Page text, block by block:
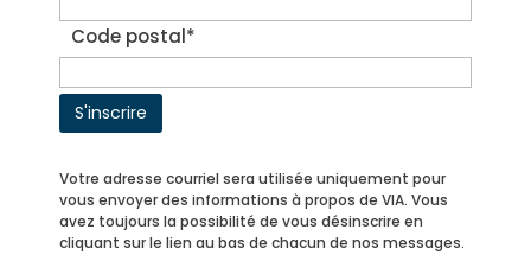
Code postal*
Votre adresse courriel sera utilisée uniquement pour
vous envoyer des informations à propos de VIA. Vous
avez toujours la possibilité de vous désinscrire en
cliquant sur le lien au bas de chacun de nos messages.